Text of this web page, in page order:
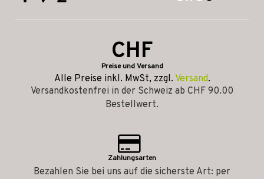
CHF
Preise und Versand
Alle Preise inkl. MwSt, zzgl. Versand.
Versandkostenfrei in der Schweiz ab CHF 90.00
Bestellwert.
Zahlungsarten
Bezahlen Sie bei uns auf die sicherste Art: per